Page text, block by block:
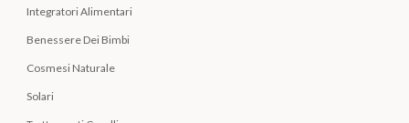
Integratori Alimentari
Benessere Dei Bimbi
Cosmesi Naturale
Solari